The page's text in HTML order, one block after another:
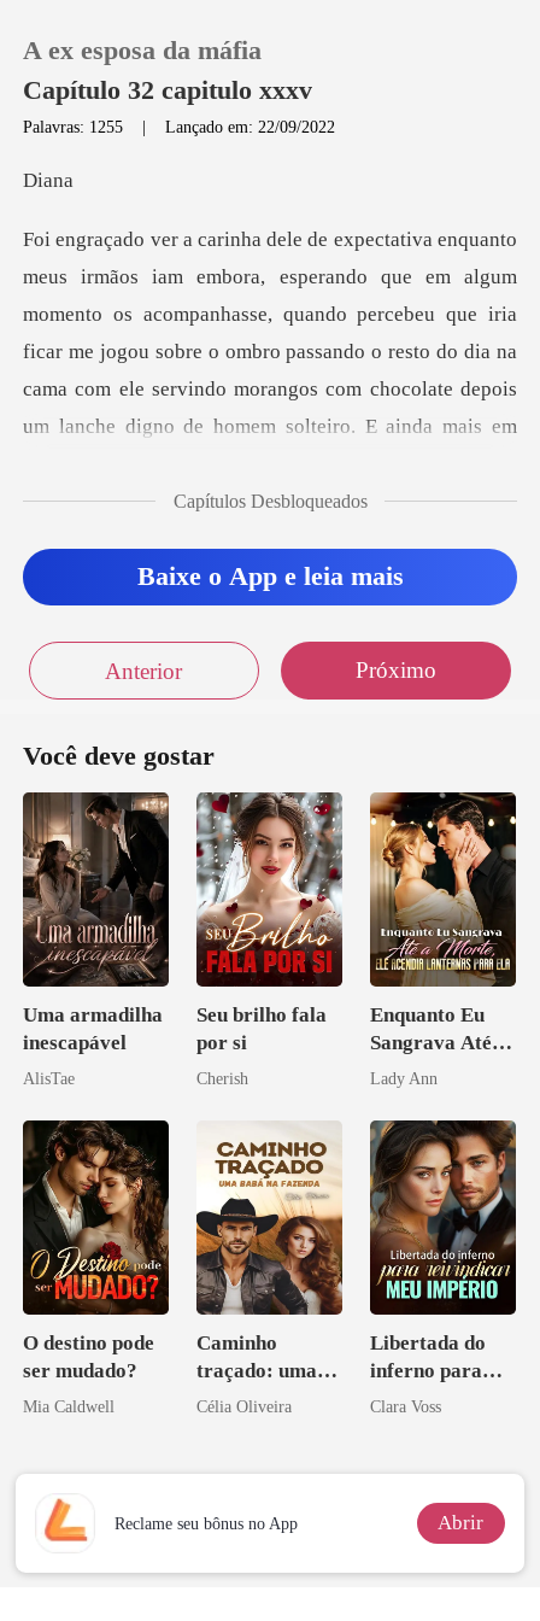
Loja
Histórico
Sair
A ex esposa da máfia
Capítulo 32 capitulo xxxv
Palavras: 1255 |Lançado em: 22/09/2022
i
acompanhasse, quando percebeu que iria
ficar me jogou sobre o ombro passando o resto do dia na
cama com ele servi
Capítulos Desbloqueados
Baixe o App e leia mais
Anterior Próximo
Você deve gostar
Uma armadilha
inescapável
AlisTae
Seu brilho fala
por si
Cherish
Enquanto Eu
Sangrava Até a
Morte, Ele
Lanternas Para
Ela
Lady Ann
O destino pode
ser mudado?
Mia Caldwell
Caminho
traçado: uma
babá na fazenda
Célia Oliveira
Libertada do
inferno para
reivindicar meu
Clara Voss
Reclame seu bônus no App Abrir